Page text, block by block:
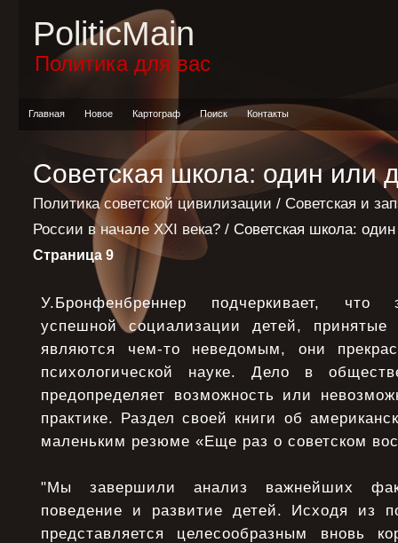
PoliticMain
Политика для вас
Главная Новое Картограф Поиск Контакты
Советская школа: один или
Политика советской цивилизации / Советская и
России в начале XXI века? / Советская школа:
Страница 9
У.Бронфенбреннер подчеркивает, что
успешной социализации детей,
являются чем-то неведомым, они
психологической науке. Дело в
предопределяет возможность или
практике. Раздел своей книги об
маленьким резюме «Еще раз о советском
"Мы завершили анализ важнейших
поведение и развитие детей. Исходя из
представляется целесообразным вновь